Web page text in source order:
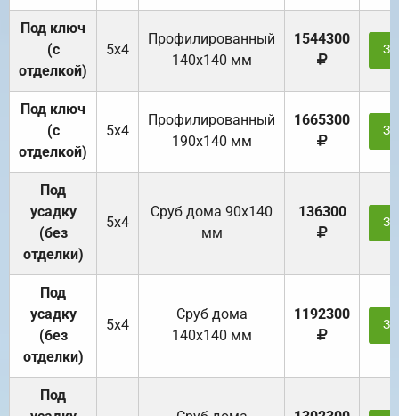
Под ключ
(с
отделкой)
5х4
Профилированный
140х140 мм
1544300
Под ключ
(с
отделкой)
5х4
Профилированный
190х140 мм
1665300
Под
усадку
(без
отделки)
5х4
Cруб дома 90x140
мм
136300
Под
усадку
(без
отделки)
5х4
Cруб дома
140х140 мм
1192300
Под